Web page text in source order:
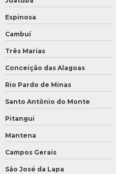
Espinosa
Cambuí
Três Marias
Conceição das Alagoas
Rio Pardo de Minas
Santo Antônio do Monte
Pitangui
Mantena
Campos Gerais
São José da Lapa